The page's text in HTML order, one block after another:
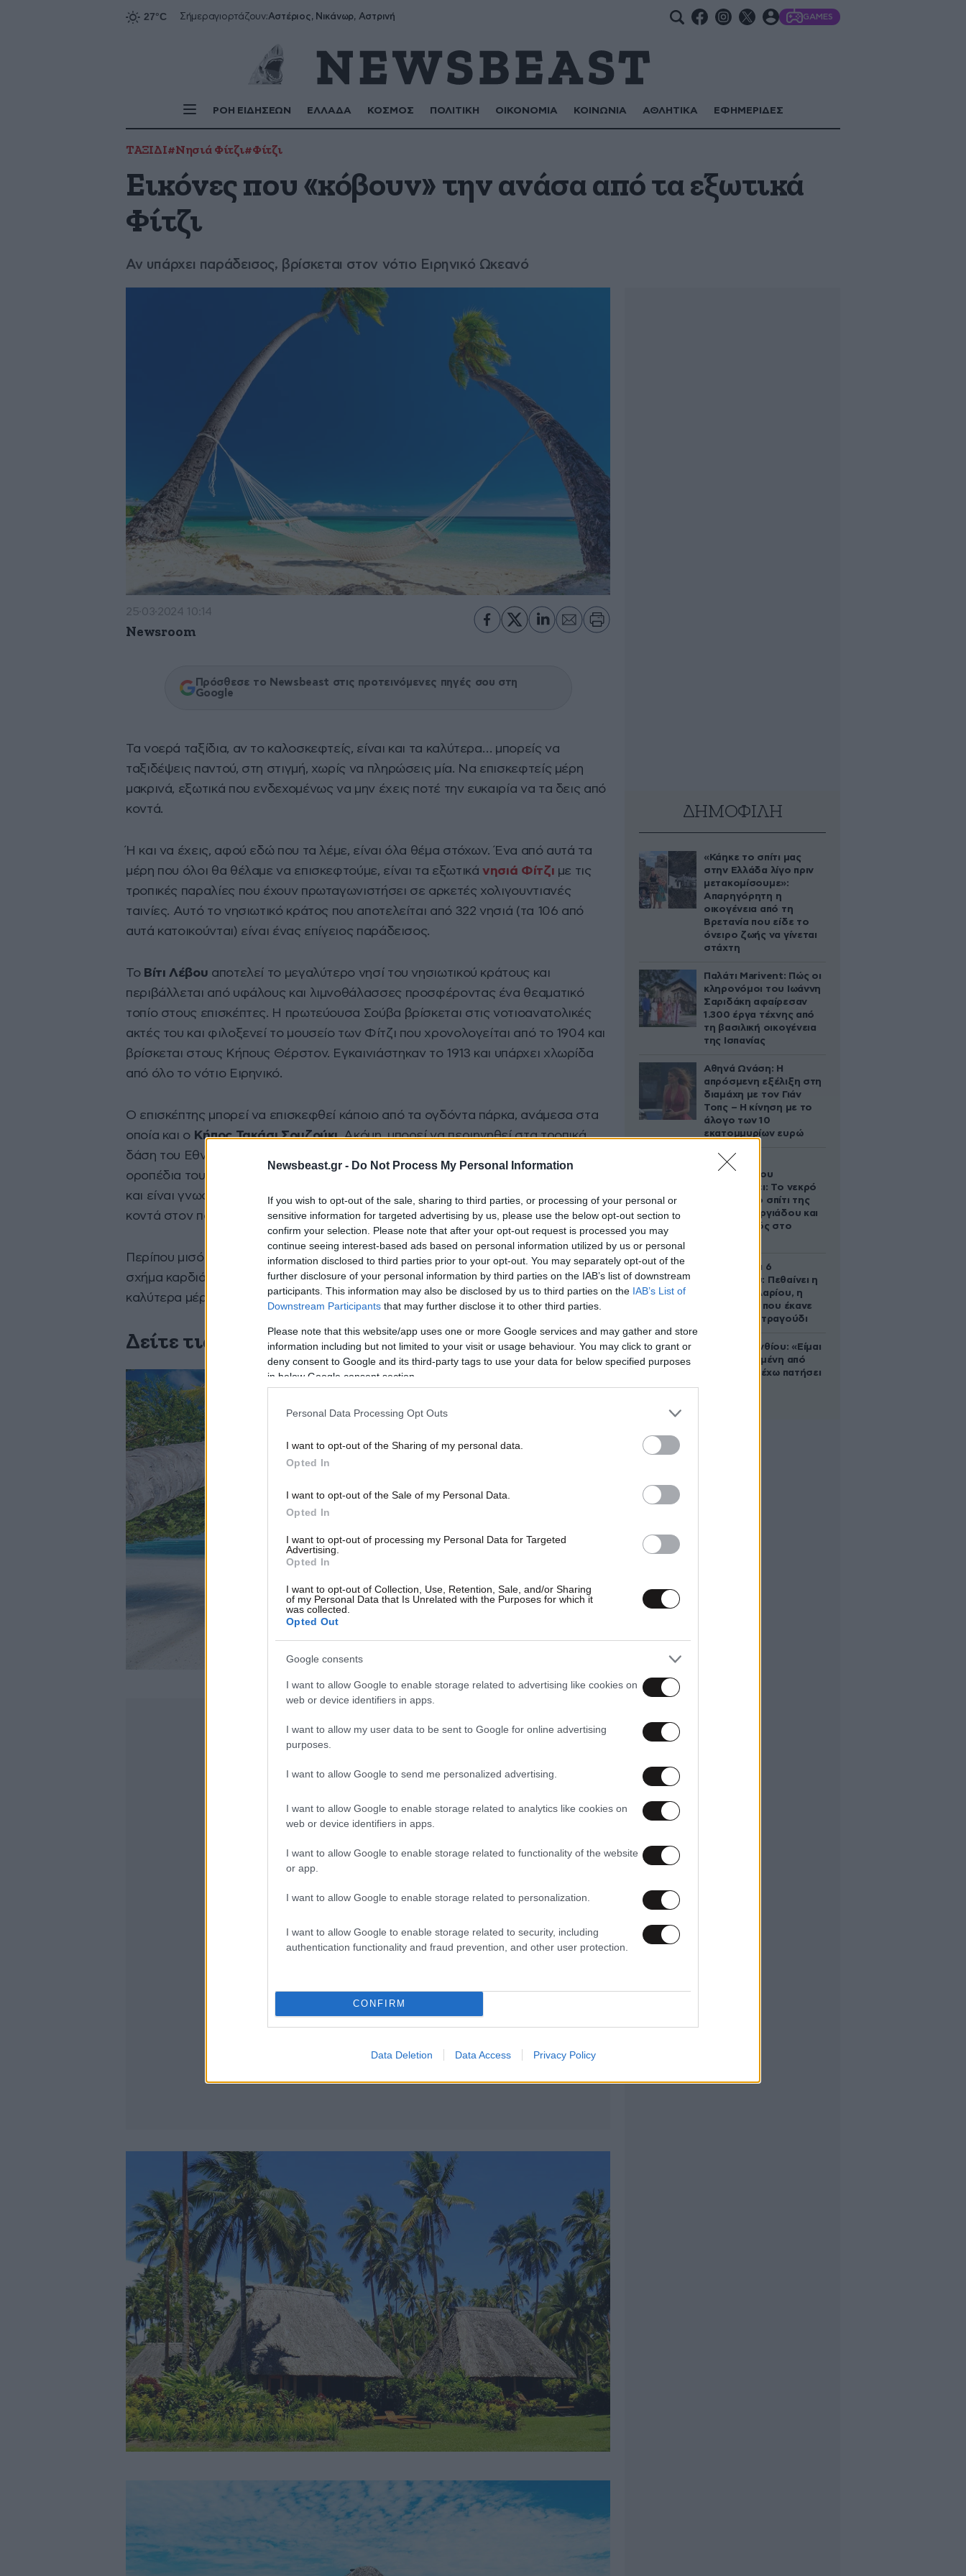
Newsbeast.gr - Do Not Process My Personal Information
If you wish to opt-out of the sale, sharing to third parties, or processing of your personal or
sensitive information for targeted advertising by us, please use the below opt-out section to
confirm your selection. Please note that after your opt-out request is processed you may
continue seeing interest-based ads based on personal information utilized by us or personal
information disclosed to third parties prior to your opt-out. You may separately opt-out of the
further disclosure of your personal information by third parties on the IAB’s list of downstream
participants. This information may also be disclosed by us to third parties on the IAB’s List of
Downstream Participants that may further disclose it to other third parties.
Please note that this website/app uses one or more Google services and may gather and store
information including but not limited to your visit or usage behaviour. You may click to grant or
deny consent to Google and its third-party tags to use your data for below specified purposes
in below Google consent section.
Personal Data Processing Opt Outs
I want to opt-out of the Sharing of my personal data.
Opted In
I want to opt-out of the Sale of my Personal Data.
Opted In
I want to opt-out of processing my Personal Data for Targeted
Advertising.
Opted In
I want to opt-out of Collection, Use, Retention, Sale, and/or Sharing
of my Personal Data that Is Unrelated with the Purposes for which it
was collected.
Opted Out
Google consents
I want to allow Google to enable storage related to advertising like cookies on
web or device identifiers in apps.
I want to allow my user data to be sent to Google for online advertising
purposes.
I want to allow Google to send me personalized advertising.
I want to allow Google to enable storage related to analytics like cookies on
web or device identifiers in apps.
I want to allow Google to enable storage related to functionality of the website
or app.
I want to allow Google to enable storage related to personalization.
I want to allow Google to enable storage related to security, including
authentication functionality and fraud prevention, and other user protection.
CONFIRM
Data Deletion Data Access Privacy Policy
Σήμεραγιορτάζουν:Αστέριος, Νικάνωρ, Αστρινή GAMES
ΡΟΗ ΕΙΔΗΣΕΩΝ ΕΛΛΑΔΑ ΚΟΣΜΟΣ ΠΟΛΙΤΙΚΗ ΟΙΚΟΝΟΜΙΑ ΚΟΙΝΩΝΙΑ ΑΘΛΗΤΙΚΑ ΕΦΗΜΕΡΙΔΕΣ
ΤΑΞΙΔΙ#Νησιά Φίτζι#Φίτζι
Εικόνες που «κόβουν» την ανάσα από τα εξωτικά
Φίτζι
Αν υπάρχει παράδεισος, βρίσκεται στον νότιο Ειρηνικό Ωκεανό
25·03·2024 10:14
Newsroom
Πρόσθεσε το Newsbeast στις προτεινόμενες πηγές σου στη
Google
Τα νοερά ταξίδια, αν το καλοσκεφτείς, είναι και τα καλύτερα… μπορείς να
ταξιδέψεις παντού, στη στιγμή, χωρίς να πληρώσεις μία. Να επισκεφτείς μέρη
μακρινά, εξωτικά που ενδεχομένως να μην έχεις ποτέ την ευκαιρία να τα δεις από
κοντά.
Ή και να έχεις, αφού εδώ που τα λέμε, είναι όλα θέμα στόχων. Ένα από αυτά τα
μέρη που όλοι θα θέλαμε να επισκεφτούμε, είναι τα εξωτικάνησιά Φίτζι με τις
τροπικές παραλίες που έχουν πρωταγωνιστήσει σε αρκετές χολιγουντιανές
ταινίες. Αυτό το νησιωτικό κράτος που αποτελείται από 322 νησιά (τα 106 από
αυτά κατοικούνται) είναι ένας επίγειος παράδεισος.
Το Βίτι Λέβου αποτελεί το μεγαλύτερο νησί του νησιωτικού κράτους και
περιβάλλεται από υφάλους και λιμνοθάλασσες προσφέροντας ένα θεαματικό
τοπίο στους επισκέπτες. Η πρωτεύουσα Σούβα βρίσκεται στις νοτιοανατολικές
ακτές του και φιλοξενεί το μουσείο των Φίτζι που χρονολογείται από το 1904 και
βρίσκεται στους Κήπους Θέρστον. Εγκαινιάστηκαν το 1913 και υπάρχει χλωρίδα
από όλο το νότιο Ειρηνικό.
Ο επισκέπτης μπορεί να επισκεφθεί κάποιο από τα ογδόντα πάρκα, ανάμεσα στα
οποία και ο Κήπος Τακάσι Σουζούκι. Ακόμη, μπορεί να περιηγηθεί στα τροπικά
δάση του Εθνικού Πάρκου στο Koroyanitu και στον ειδυλλιακό ποταμό Navua στα
οροπέδια του Namosi. Το χωριό Navala βρίσκεται στο Viti Levu, είναι 200 χρόνων
και είναι γνωστό για τις παραδοσιακές του καλύβες και τη γραφική τοποθεσία
κοντά στον ποταμό Ba.
Περίπου μισό μίλι μακριά από το Tavarua, βρίσκεται το μικροσκοπικό νησί σε
σχήμα καρδιάς των Φίτζι, «Cloudbreak» το οποίο γενικά θεωρείται ένα απο τα
καλύτερα μέρη για surf σε όλο τον κόσμο
Δείτε τις φωτογραφίες:
ΔΗΜΟΦΙΛΗ
«Κάηκε το σπίτι μας
στην Ελλάδα λίγο πριν
μετακομίσουμε»:
Απαρηγόρητη η
οικογένεια από τη
Βρετανία που είδε το
όνειρο ζωής να γίνεται
στάχτη
Παλάτι Marivent: Πώς οι
κληρονόμοι του Ιωάννη
Σαριδάκη αφαίρεσαν
1.300 έργα τέχνης από
τη βασιλική οικογένεια
της Ισπανίας
Αθηνά Ωνάση: Η
απρόσμενη εξέλιξη στη
διαμάχη με τον Γιάν
Τοπς – Η κίνηση με το
άλογο των 10
εκατομμυρίων ευρώ
Ο Στράτος
Τζώρτζογλου
αποκαλύπτει: Το νεκρό
έμβρυο στο σπίτι της
Μαρίας Γεωργιάδου και
ο εγκλεισμός στο
Σαν σήμερα 6
Αυγούστου: Πεθαίνει η
Ρίτα Σακελλαρίου, η
λαϊκή ντίβα που έκανε
τη ζωή της τραγούδι
Μαρία Κορινθίου: «Είμαι
πιο ευτυχισμένη από
ποτέ – Ναι, έχω πατήσει